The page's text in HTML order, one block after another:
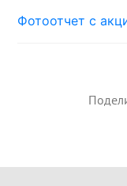
Фотоотчет с